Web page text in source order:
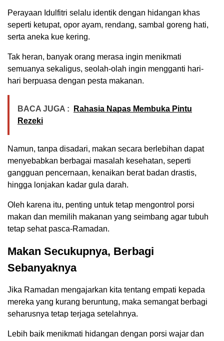
Perayaan Idulfitri selalu identik dengan hidangan khas
seperti ketupat, opor ayam, rendang, sambal goreng hati,
serta aneka kue kering.
Tak heran, banyak orang merasa ingin menikmati
semuanya sekaligus, seolah-olah ingin mengganti hari-
hari berpuasa dengan pesta makanan.
BACA JUGA :
Rahasia Napas Membuka Pintu
Rezeki
Namun, tanpa disadari, makan secara berlebihan dapat
menyebabkan berbagai masalah kesehatan, seperti
gangguan pencernaan, kenaikan berat badan drastis,
hingga lonjakan kadar gula darah.
Oleh karena itu, penting untuk tetap mengontrol porsi
makan dan memilih makanan yang seimbang agar tubuh
tetap sehat pasca-Ramadan.
Makan Secukupnya, Berbagi
Sebanyaknya
Jika Ramadan mengajarkan kita tentang empati kepada
mereka yang kurang beruntung, maka semangat berbagi
seharusnya tetap terjaga setelahnya.
Lebih baik menikmati hidangan dengan porsi wajar dan